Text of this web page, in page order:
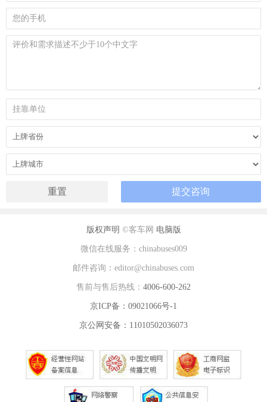
版权声明 ©客车网 电脑版
微信在线服务：chinabuses009
邮件咨询：editor@chinabuses.com
售前与售后热线： 4006-600-262
京ICP备：09021066号-1
京公网安备：11010502036073